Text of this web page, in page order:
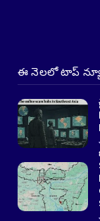
ఈ నెలలో టాప్